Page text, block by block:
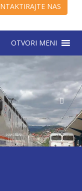
NAS
OTVORI MENI